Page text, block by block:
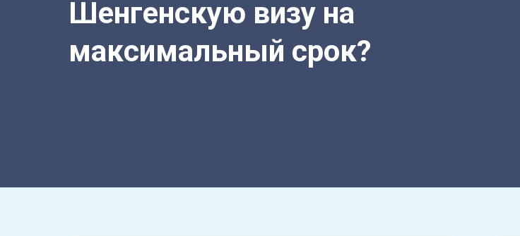
Шенгенскую визу на
максимальный срок?